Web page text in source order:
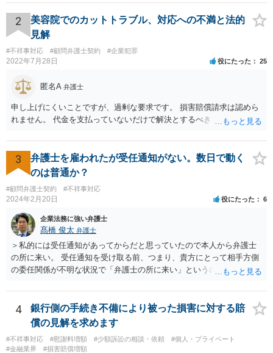
士に同意を求めているだけです。 最初の回答では分かりづらかったの
かもしれませんが、質問にわかりやすく答えると「法的に許される」
が答えになります。 補足でアドバイスしておきますと、今私に反論し
てきたその内容をゆうちょ銀行にぶつければいいとおもいます。 もっ
とも、ぶつけられたゆうちょ銀行があなたと契約するかは法律上ゆう
ちょ銀行の自由です。
2
美容院でのカットトラブル、対応への不満と法的
見解
#不祥事対応 #顧問弁護士契約 #企業犯罪
2022年7月28日 役にたった 25
匿名A 弁護士
申し上げにくいことですが、過剰な要求です。 損害賠償請求は認めら
れません。 代金を支払っていないだけで解決とするべきでしょう。
3
弁護士を雇われたが受任通知がない。数日で動く
のは普通か？
#顧問弁護士契約 #不祥事対応
2024年2月20日 役にたった 6
企業法務に強い弁護士
髙橋 俊太 弁護士
＞私的には受任通知があってからだと思っていたので本人から弁護士
の所に来い。 受任通知を受け取る前、つまり、貴方にとって相手方側
の委任関係が不明な状況で「弁護士の所に来い」というのは、さすが
絡がきますよね？ 通常はそのような初動となります。
4
銀行側の手続き不備により被った損害に対する賠
償の見解を求めます
#不祥事対応 #慰謝料増額 #少額訴訟の相談・依頼
#個人・プライベート
#金融業界
#損害賠償増額